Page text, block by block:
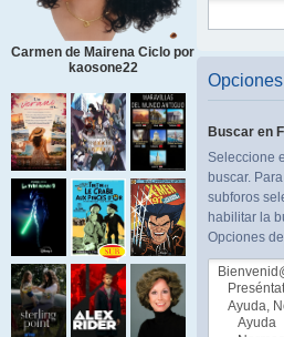
Carmen de Mairena Ciclo por
kaosone22
Buscar en
Seleccione
buscar.
subforos
habilitar la
Opciones